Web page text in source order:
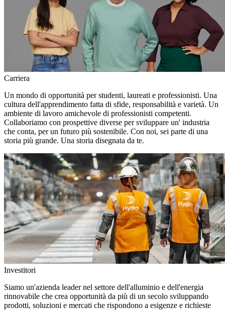
Carriera
Un mondo di opportunità per studenti, laureati e professionisti. Una
cultura dell'apprendimento fatta di sfide, responsabilità e varietà. Un
ambiente di lavoro amichevole di professionisti competenti.
Collaboriamo con prospettive diverse per sviluppare un' industria
che conta, per un futuro più sostenibile. Con noi, sei parte di una
storia più grande. Una storia disegnata da te.
Investitori
Siamo un'azienda leader nel settore dell'alluminio e dell'energia
rinnovabile che crea opportunità da più di un secolo sviluppando
prodotti, soluzioni e mercati che rispondono a esigenze e richieste